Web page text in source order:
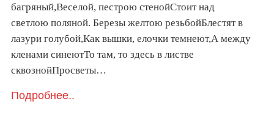
багряный,Веселой, пестрою стенойСтоит над
светлою поляной. Березы желтою резьбойБлестят в
лазури голубой,Как вышки, елочки темнеют,А между
кленами синеютТо там, то здесь в листве
сквознойПросветы…
Подробнее..